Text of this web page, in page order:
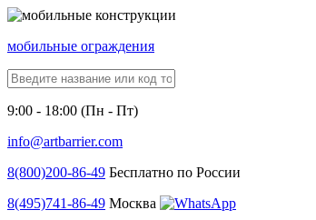
мобильные ограждения
9:00 - 18:00 (Пн - Пт)
info@artbarrier.com
8(800)200-86-49 Бесплатно по России
8(495)741-86-49 Москва